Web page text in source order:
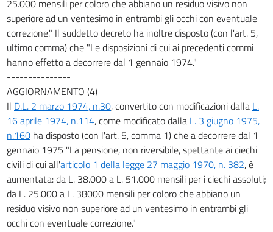
25.000 mensili per coloro che abbiano un residuo visivo non
superiore ad un ventesimo in entrambi gli occhi con eventuale
correzione." Il suddetto decreto ha inoltre disposto (con l'art. 5,
ultimo comma) che "Le disposizioni di cui ai precedenti commi
hanno effetto a decorrere dal 1 gennaio 1974."
---------------
AGGIORNAMENTO (4)
Il D.L. 2 marzo 1974, n.30, convertito con modificazioni dalla L.
16 aprile 1974, n.114, come modificato dalla L. 3 giugno 1975,
n.160 ha disposto (con l'art. 5, comma 1) che a decorrere dal 1
gennaio 1975 "La pensione, non riversibile, spettante ai ciechi
civili di cui all'articolo 1 della legge 27 maggio 1970, n. 382, è
aumentata: da L. 38.000 a L. 51.000 mensili per i ciechi assoluti;
da L. 25.000 a L. 38000 mensili per coloro che abbiano un
residuo visivo non superiore ad un ventesimo in entrambi gli
occhi con eventuale correzione."